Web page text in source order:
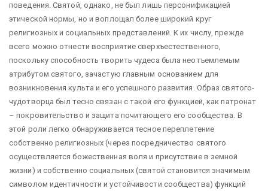
поведения. Святой, однако, не был лишь персонификацией
этической нормы, но и воплощал более широкий круг
религиозных и социальных представлений. К их числу, прежде
всего можно отнести восприятие сверхъестественного,
поскольку способность творить чудеса была неотъемлемым
атрибутом святого, зачастую главным основанием для
возникновения культа и его успешного развития. Образ святого-
чудотворца был тесно связан с такой его функцией, как патронат
– покровительство и защита почитающего его сообщества. В
этой роли легко обнаруживается тесное переплетение
собственно религиозных (через посредничество святого
осуществляется божественная воля и присутствие в земной
жизни) и собственно социальных (святой становится значимым
символом идентичности и устойчивости сообщества) функций